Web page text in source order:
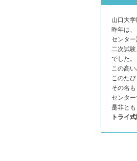
山口大
昨年は、
センタ
二次試
でした。
この高
このた
その名
センタ
是非と
トライ